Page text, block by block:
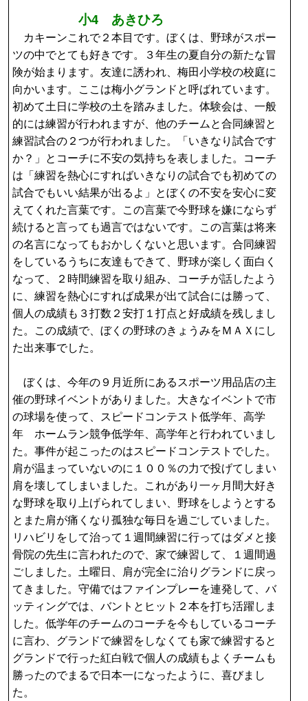
小4 あきひろ
カキーンこれで２本目です。ぼくは、野球がスポー
ツの中でとても好きです。３年生の夏自分の新たな冒
険が始まります。友達に誘われ、梅田小学校の校庭に
向かいます。ここは梅小グランドと呼ばれています。
初めて土日に学校の土を踏みました。体験会は、一般
的には練習が行われますが、他のチームと合同練習と
練習試合の２つが行われました。「いきなり試合です
か？」とコーチに不安の気持ちを表しました。コーチ
は「練習を熱心にすればいきなりの試合でも初めての
試合でもいい結果が出るよ」とぼくの不安を安心に変
えてくれた言葉です。この言葉で今野球を嫌にならず
続けると言っても過言ではないです。この言葉は将来
の名言になってもおかしくないと思います。合同練習
をしているうちに友達もできて、野球が楽しく面白く
なって、２時間練習を取り組み、コーチが話したよう
に、練習を熱心にすれば成果が出て試合には勝って、
個人の成績も３打数２安打１打点と好成績を残しまし
た。この成績で、ぼくの野球のきょうみをＭＡＸにし
た出来事でした。
ぼくは、今年の９月近所にあるスポーツ用品店の主
催の野球イベントがありました。大きなイベントで市
の球場を使って、スピードコンテスト低学年、高学
年 ホームラン競争低学年、高学年と行われていまし
た。事件が起こったのはスピードコンテストでした。
肩が温まっていないのに１００％の力で投げてしまい
肩を壊してしまいました。これがあり一ヶ月間大好き
な野球を取り上げられてしまい、野球をしようとする
とまた肩が痛くなり孤独な毎日を過ごしていました。
リハビリをして治って１週間練習に行ってはダメと接
骨院の先生に言われたので、家で練習して、１週間過
ごしました。土曜日、肩が完全に治りグランドに戻っ
てきました。守備ではファインプレーを連発して、バ
ッティングでは、バントとヒット２本を打ち活躍しま
した。低学年のチームのコーチを今もしているコーチ
に言わ、グランドで練習をしなくても家で練習すると
グランドで行った紅白戦で個人の成績もよくチームも
勝ったのでまるで日本一になったように、喜びまし
た。